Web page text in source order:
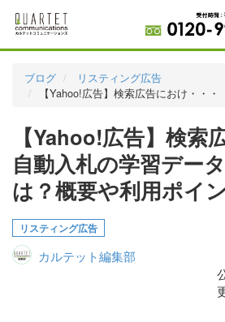
料金表
実績・お客様の声
初めて導入をお考えの方
代理店の乗り換えをお考えの方
広告代理店・HP制作会社様へ
お申し込みから運用開始までの流れ
ブログ
リスティング広告
【Yahoo!広告】検索広告におけ・・・
【Yahoo!広告】検索
自動入札の学習デー
は？概要や利用ポイ
リスティング広告
カルテット編集部